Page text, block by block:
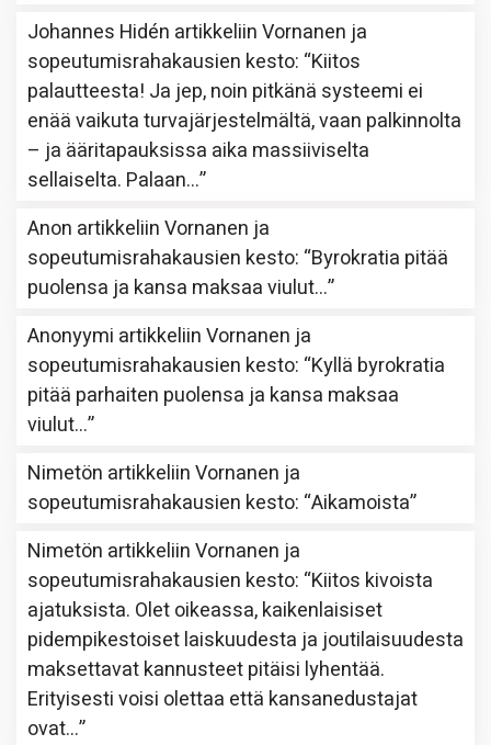
Johannes Hidén artikkeliinVornanen ja
sopeutumisrahakausien kesto: “Kiitos
palautteesta! Ja jep, noin pitkänä systeemi ei
enää vaikuta turvajärjestelmältä, vaan palkinnolta
– ja ääritapauksissa aika massiiviselta
sellaiselta. Palaan…”
Anon artikkeliinVornanen ja
sopeutumisrahakausien kesto: “Byrokratia pitää
puolensa ja kansa maksaa viulut…”
Anonyymi artikkeliinVornanen ja
sopeutumisrahakausien kesto: “Kyllä byrokratia
pitää parhaiten puolensa ja kansa maksaa
viulut…”
Nimetön artikkeliinVornanen ja
sopeutumisrahakausien kesto: “Aikamoista”
Nimetön artikkeliinVornanen ja
sopeutumisrahakausien kesto: “Kiitos kivoista
ajatuksista. Olet oikeassa, kaikenlaisiset
pidempikestoiset laiskuudesta ja joutilaisuudesta
maksettavat kannusteet pitäisi lyhentää.
Erityisesti voisi olettaa että kansanedustajat
ovat…”